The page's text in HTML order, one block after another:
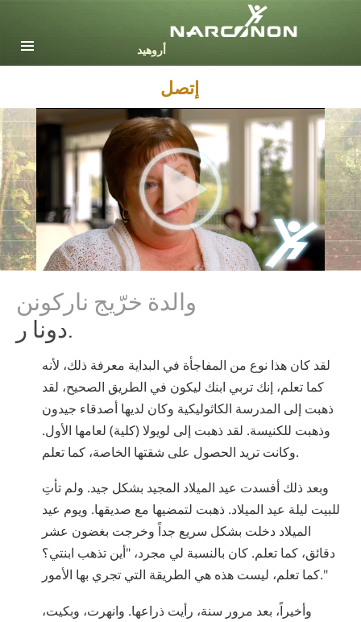
Deutsch
Español
Français
Hebrew
Magyar
Italiano
日本語 (Japanese)
Nederlands
Norsk
Portuguès
Русский (Russian)
繁體中文 (Chinese)
Nepali
Arabic
Ukrainian
Czech
إتصل
والدة خرّيج ناركونن
دونا ر.
لقد كان هذا نوع من المفاجأة في البداية معرفة ذلك، لأنه
كما تعلم، إنك تربي ابنك ليكون في الطريق الصحيح، لقد
ذهبت إلى المدرسة الكاثوليكية وكان لديها أصدقاء جيدون
وذهبت للكنيسة. لقد ذهبت إلى لويولا (كلية) لعامها الأول.
وكانت تريد الحصول على شقتها الخاصة، كما تعلم.
وبعد ذلك أفسدت عيد الميلاد المجيد بشكل جيد. ولم تأتِ
للبيت ليلة عيد الميلاد. ذهبت لتمضيها مع صديقها. ويوم عيد
الميلاد دخلت بشكل سريع جداً وخرجت بغضون عشر
دقائق، كما تعلم. كان بالنسبة لي مجرد، "أين تذهب ابنتي؟
كما تعلم، ليست هذه هي الطريقة التي تجري بها الأمور."
وأخيراً، بعد مرور سنة، رأيت ذراعها. وانهرت، وبكيت،